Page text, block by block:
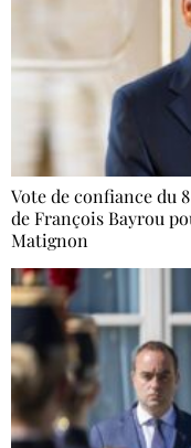
Vote de confiance du
de François Bayrou
Matignon